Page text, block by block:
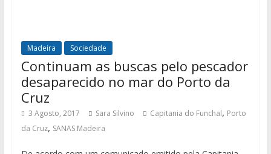
Madeira Sociedade
Continuam as buscas pelo pescador
desaparecido no mar do Porto da
Cruz
3 Agosto, 2017 Sara Silvino Capitania do Funchal, Porto
da Cruz, SANAS Madeira